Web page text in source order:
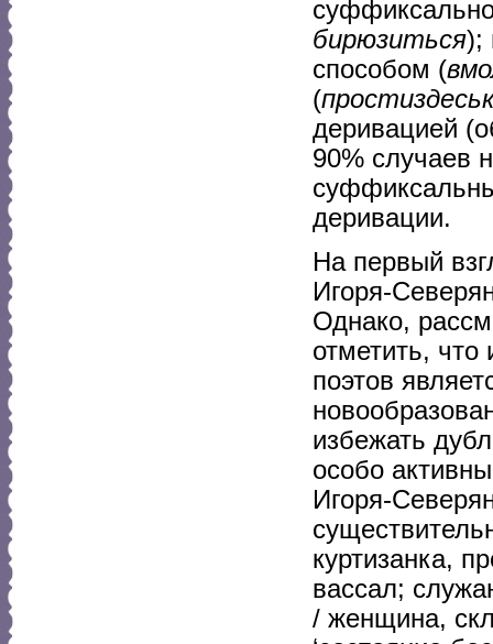
бирюзиться);
способом (
(
деривацией
90% случаев
деривации.
На первый
Игоря-
Однако,
отметить,
поэтов
избежать
особо
Игоря-
куртизанка,
вассал;
/ женщина,